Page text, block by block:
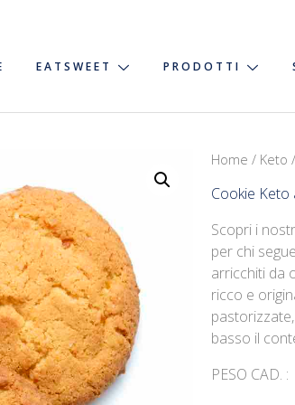
EATSWEET PRODOTTI
Home / Keto
Cookie Keto
Scopri i
per chi
arricchiti da
ricco e
basso il
PESO CAD.